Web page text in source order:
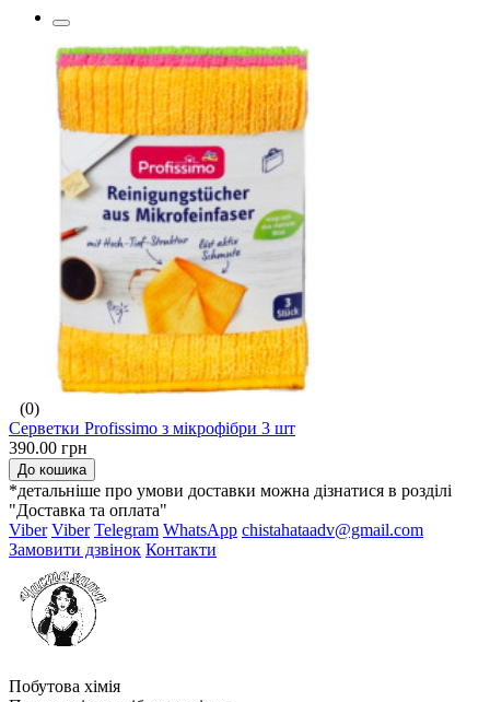
(0)
Серветки Profissimo з мікрофібри 3 шт
390.00 грн
До кошика
*детальніше про умови доставки можна дізнатися в розділі
"Доставка та оплата"
Viber Viber Telegram WhatsApp chistahataadv@gmail.com
Замовити дзвінок Контакти
Побутова хімія